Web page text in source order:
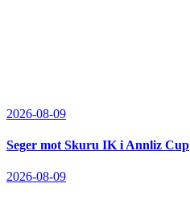
2026-08-09
Seger mot Skuru IK i Annliz Cup
2026-08-09